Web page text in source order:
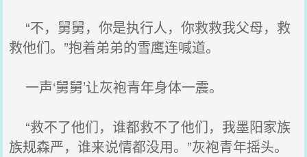
“不，舅舅，你是执行人，你救救我父母，救
救他们。”抱着弟弟的雪鹰连喊道。
一声‘舅舅’让灰袍青年身体一震。
“救不了他们，谁都救不了他们，我墨阳家族
族规森严，谁来说情都没用。”灰袍青年摇头。